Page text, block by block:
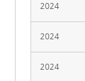
2024
2024
2024